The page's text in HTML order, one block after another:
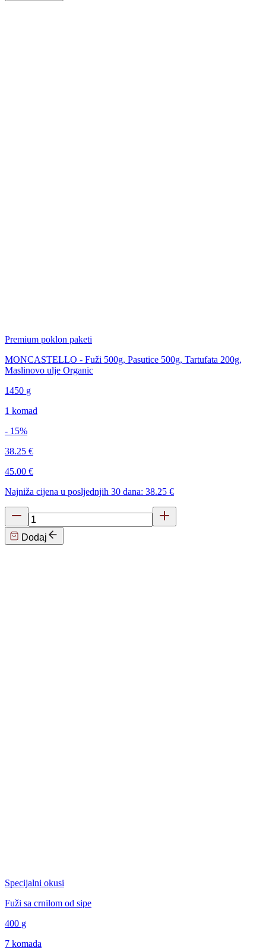
Premium poklon paketi
MONCASTELLO - Fuži 500g, Pasutice 500g, Tartufata 200g,
Maslinovo ulje Organic
1450 g
1 komad
- 15%
38.25 €
45.00 €
Najniža cijena u posljednjih 30 dana: 38.25 €
Dodaj
Specijalni okusi
Fuži sa crnilom od sipe
400 g
7 komada